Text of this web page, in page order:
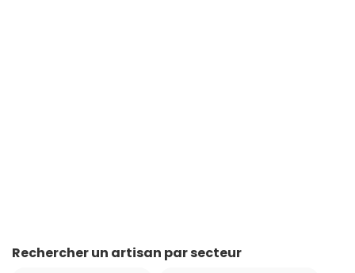
Rechercher un artisan par secteur